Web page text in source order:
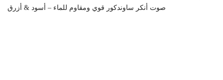
صوت أنكر ساوندكور قوي ومقاوم للماء – أسود & أزرق